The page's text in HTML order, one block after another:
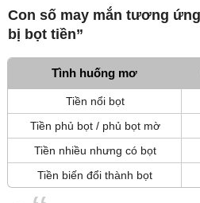
Con số may mắn tương
bị bọt tiền”
Tình huống mơ
Tiền nổi bọt
Tiền phủ bọt / phủ bọt mờ
Tiền nhiều nhưng có bọt
Tiền biến đổi thành bọt